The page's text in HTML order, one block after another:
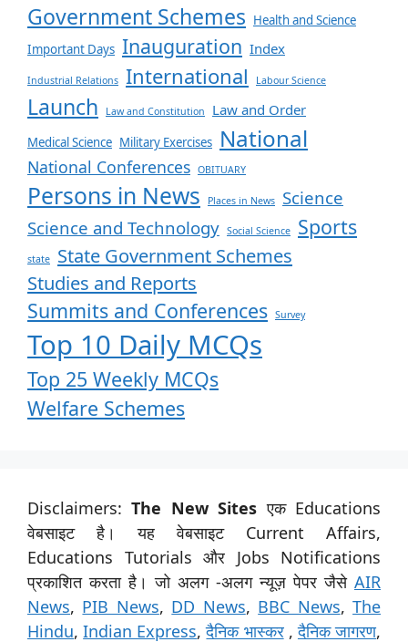
Government Schemes Health and Science
Important Days Inauguration Index
Industrial Relations International Labour Science
Launch Law and Constitution Law and Order
Medical Science Military Exercises National
National Conferences OBITUARY
Persons in News Places in News
Science
Science and Technology Social Science Sports
state
State Government Schemes
Studies and Reports
Summits and Conferences Survey
Top 10 Daily MCQs
Top 25 Weekly MCQs
Welfare Schemes
Disclaimers:The New Sites एक Educations
वेबसाइट है। यह वेबसाइट Current Affairs,
Educations Tutorials और Jobs Notifications
प्रकाशित करता है। जो अलग -अलग न्यूज़ पेपर जैसे AIR
News, PIB News, DD News, BBC News,The
Hindu,Indian Express,दैनिक भास्कर,दैनिक जागरण,